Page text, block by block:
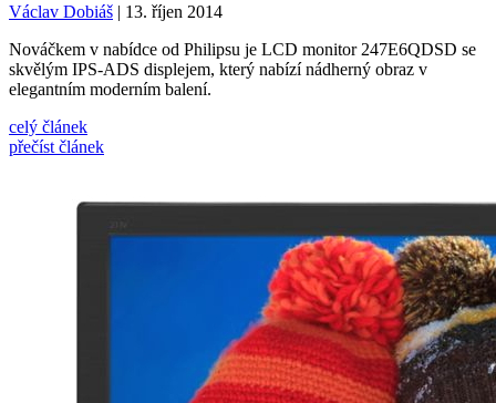
Václav Dobiáš | 13. říjen 2014
Nováčkem v nabídce od Philipsu je LCD monitor 247E6QDSD se
skvělým IPS-ADS displejem, který nabízí nádherný obraz v
elegantním moderním balení.
celý článek
přečíst článek